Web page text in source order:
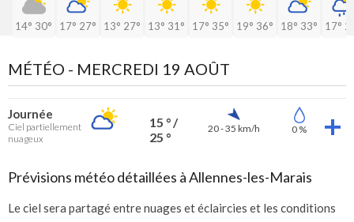
14° 30° 17° 27° 13° 27° 13° 31° 17° 35° 19° 36° 18° 33° 17°
MÉTÉO - MERCREDI 19 AOÛT
Journée
Ciel partiellement
nuageux
15 ° /
25 °
20 - 35 km/h 0 %
Prévisions météo détaillées à Allennes-les-Marais
Le ciel sera partagé entre nuages et éclaircies et les conditions